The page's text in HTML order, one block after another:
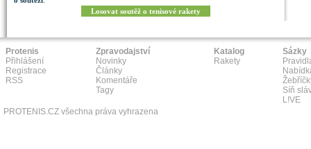
Losovat soutěž o tenisové rakety
Protenis
Přihlášení
Registrace
RSS
Zpravodajství
Novinky
Články
Komentáře
Tagy
Katalog
Rakety
Sázky
Síň
L!VE
PROTENIS.CZ všechna práva vyhrazena